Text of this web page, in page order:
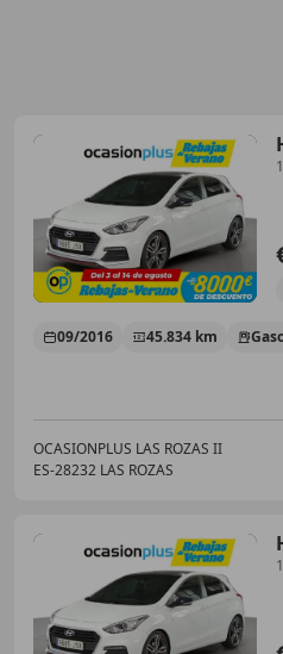
09/2016 45.834 km
OCASIONPLUS LAS ROZAS II
ES-28232 LAS ROZAS